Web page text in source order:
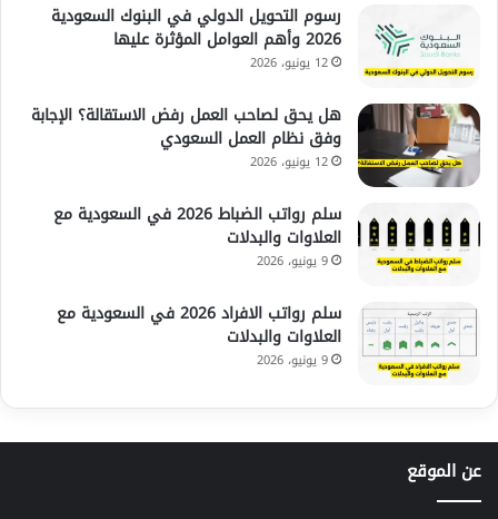
رسوم التحويل الدولي في البنوك السعودية
2026 وأهم العوامل المؤثرة عليها
12 يونيو، 2026
هل يحق لصاحب العمل رفض الاستقالة؟ الإجابة
وفق نظام العمل السعودي
12 يونيو، 2026
سلم رواتب الضباط 2026 في السعودية مع
العلاوات والبدلات
9 يونيو، 2026
سلم رواتب الافراد 2026 في السعودية مع
العلاوات والبدلات
9 يونيو، 2026
عن الموقع